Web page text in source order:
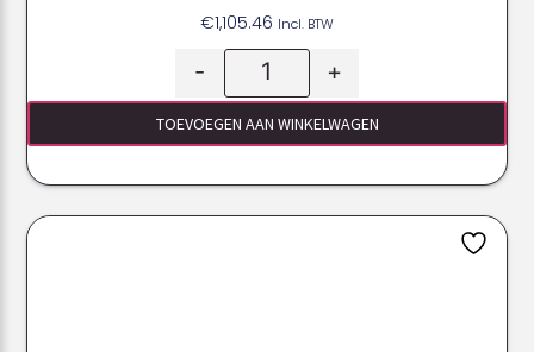
€1,105.46 Incl. BTW
- +
TOEVOEGEN AAN WINKELWAGEN